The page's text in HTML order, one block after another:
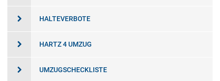
HALTEVERBOTE
HARTZ 4 UMZUG
UMZUGSCHECKLISTE